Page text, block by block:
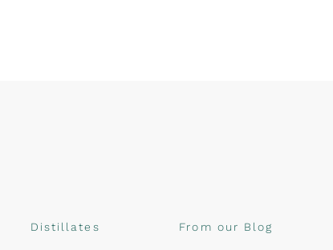
Distillates From our Blog